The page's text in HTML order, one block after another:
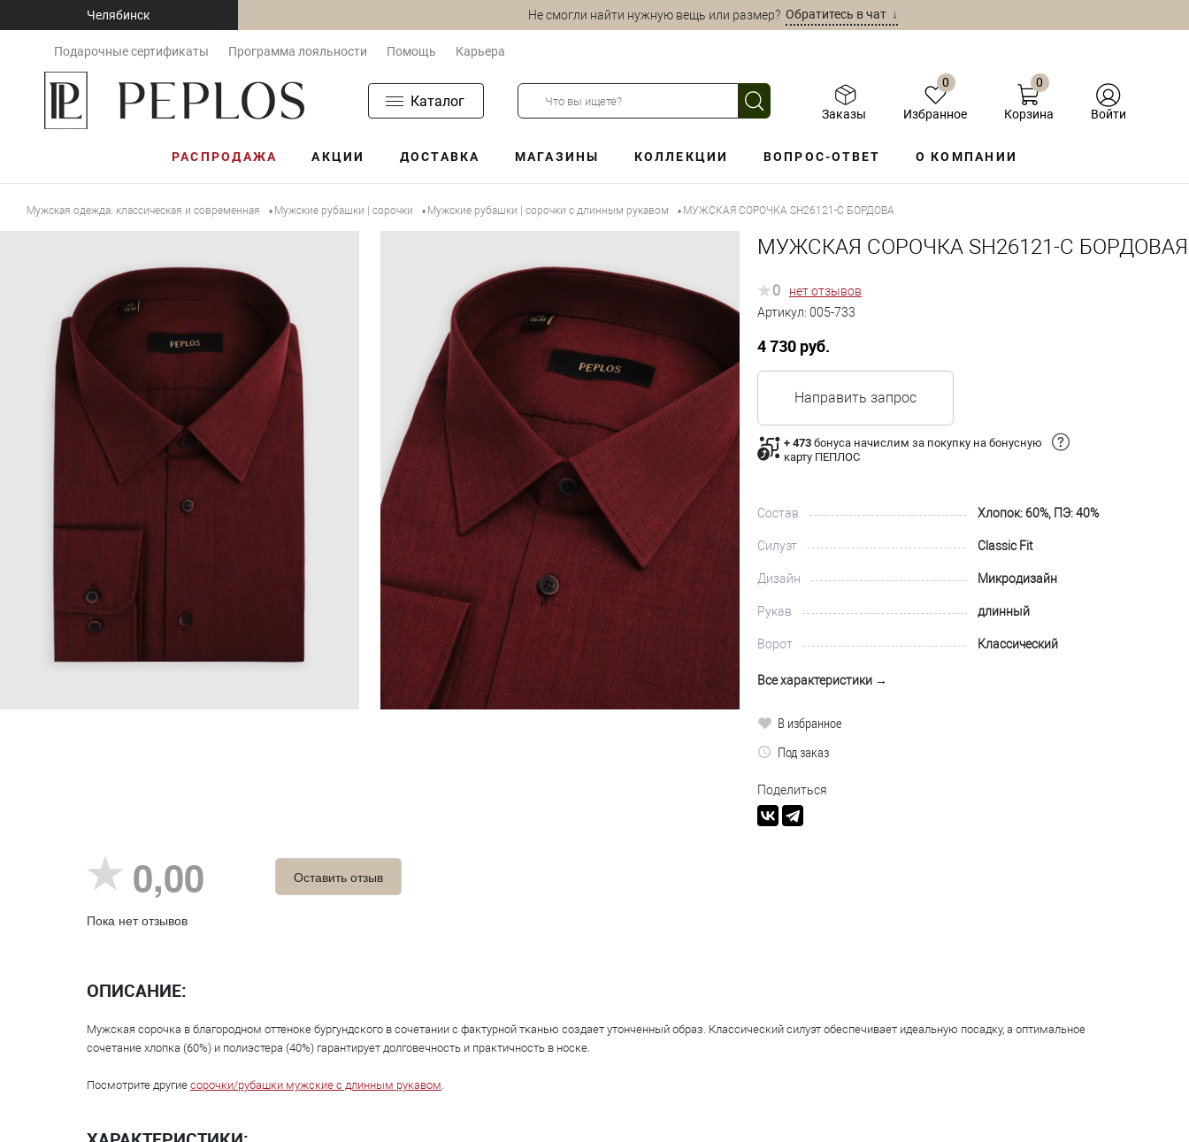
Челябинск Не смогли найти нужную вещь или размер?Обратитесь в чат ↓
Подарочные сертификаты Программа лояльности Помощь Карьера
Каталог
Заказы
0
Избранное
0
Корзина Войти
РАСПРОДАЖА АКЦИИ ДОСТАВКА МАГАЗИНЫ КОЛЛЕКЦИИ ВОПРОС-ОТВЕТ О КОМПАНИИ
Мужская одежда: классическая и современная • Мужские рубашки | сорочки • Мужские рубашки | сорочки с длинным рукавом • МУЖСКАЯ СОРОЧКА SH26121-C БОРДОВАЯ
МУЖСКАЯ СОРОЧКА SH26121-C БОРДОВАЯ
0
нет отзывов
Артикул: 005-733
4 730 руб.
Направить запрос
+ 473 бонуса начислим за покупку на бонусную
карту ПЕПЛОС
Состав Хлопок: 60%, ПЭ: 40%
Силуэт Classic Fit
Дизайн Микродизайн
Рукав длинный
Ворот Классический
Все характеристики →
В избранное
Под заказ
Поделиться
0,00
Пока нет отзывов
Оставить отзыв
ОПИСАНИЕ:
Мужская сорочка в благородном оттеноке бургундского в сочетании с фактурной тканью создает утонченный образ. Классический силуэт обеспечивает идеальную посадку, а оптимальное
сочетание хлопка (60%) и полиэстера (40%) гарантирует долговечность и практичность в носке.
Посмотрите другие сорочки/рубашки мужские с длинным рукавом.